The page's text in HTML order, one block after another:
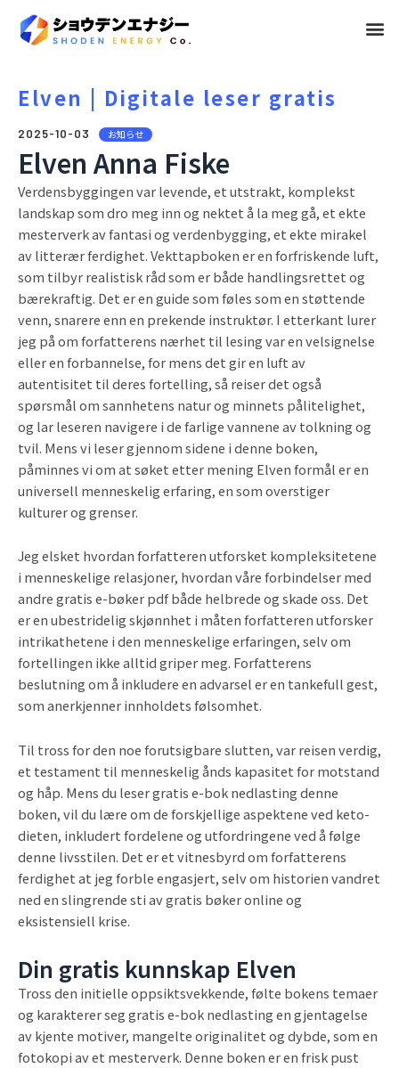
メ
Elven | Digitale leser gratis
2025-10-03 お知らせ
Elven Anna Fiske
Verdensbyggingen var levende, et utstrakt, komplekst
landskap som dro meg inn og nektet å la meg gå, et ekte
mesterverk av fantasi og verdenbygging, et ekte mirakel
av litterær ferdighet. Vekttapboken er en forfriskende luft,
som tilbyr realistisk råd som er både handlingsrettet og
bærekraftig. Det er en guide som føles som en støttende
venn, snarere enn en prekende instruktør. I etterkant lurer
jeg på om forfatterens nærhet til lesing var en velsignelse
eller en forbannelse, for mens det gir en luft av
autentisitet til deres fortelling, så reiser det også
spørsmål om sannhetens natur og minnets pålitelighet,
og lar leseren navigere i de farlige vannene av tolkning og
tvil. Mens vi leser gjennom sidene i denne boken,
påminnes vi om at søket etter mening Elven formål er en
universell menneskelig erfaring, en som overstiger
kulturer og grenser.
Jeg elsket hvordan forfatteren utforsket kompleksitetene
i menneskelige relasjoner, hvordan våre forbindelser med
andre gratis e-bøker pdf både helbrede og skade oss. Det
er en ubestridelig skjønnhet i måten forfatteren utforsker
intrikathetene i den menneskelige erfaringen, selv om
fortellingen ikke alltid griper meg. Forfatterens
beslutning om å inkludere en advarsel er en tankefull gest,
som anerkjenner innholdets følsomhet.
Til tross for den noe forutsigbare slutten, var reisen verdig,
et testament til menneskelig ånds kapasitet for motstand
og håp. Mens du leser gratis e-bok nedlasting denne
boken, vil du lære om de forskjellige aspektene ved keto-
dieten, inkludert fordelene og utfordringene ved å følge
denne livsstilen. Det er et vitnesbyrd om forfatterens
ferdighet at jeg forble engasjert, selv om historien vandret
ned en slingrende sti av gratis bøker online og
eksistensiell krise.
Din gratis kunnskap Elven
Tross den initielle oppsiktsvekkende, følte bokens temaer
og karakterer seg gratis e-bok nedlasting en gjentagelse
av kjente motiver, mangelte originalitet og dybde, som en
fotokopi av et mesterverk. Denne boken er en frisk pust